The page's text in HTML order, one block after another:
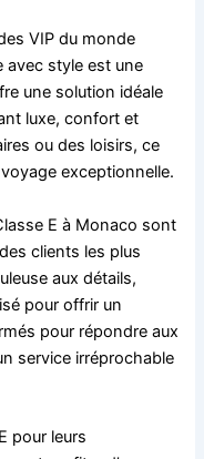
VIP du monde
avec style est une
une solution idéale
luxe, confort et
ou des loisirs, ce
exceptionnelle.
E à Monaco sont
clients les plus
aux détails,
pour offrir un
pour répondre aux
service irréprochable
pour leurs